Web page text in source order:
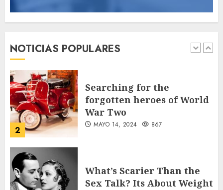
NOTICIAS POPULARES
1
UU. tendrán acceso rápido
AGOSTO 9, 2026
2
Searching for the
forgotten heroes of World
War Two
MAYO 14, 2024 867
What’s Scarier Than the
Sex Talk? Its About Weight